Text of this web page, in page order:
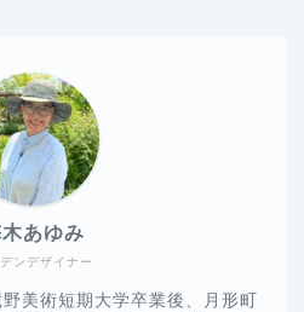
ンデザイナー
あゆみ
美術短期大学卒業後、月形町